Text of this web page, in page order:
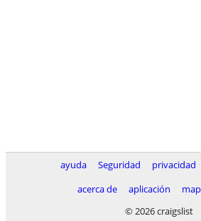
ayuda Seguridad privacidad
acerca de
aplicación
© 2026 craigslist